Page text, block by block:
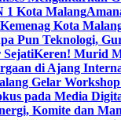
1 Kota Malang
Kota
Pun Teknologi,
SejatiKeren! Murid
di Ajang
Gelar
pada Media
Komite dan